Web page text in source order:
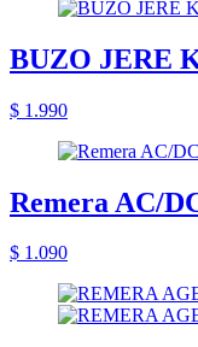
BUZO JERE
$ 1.990
Remera AC/
$ 1.090